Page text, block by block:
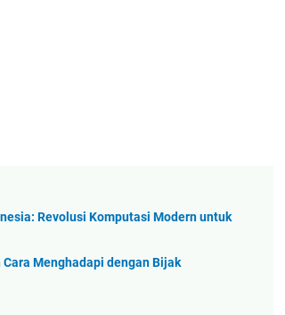
Revolusi Komputasi Modern untuk
Menghadapi dengan Bijak